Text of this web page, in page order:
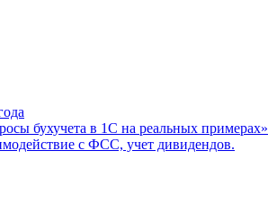
бухучета в 1С на реальных примерах»
с ФСС, учет дивидендов.